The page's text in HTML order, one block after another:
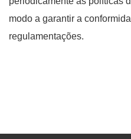
modo a garantir a
regulamentações.